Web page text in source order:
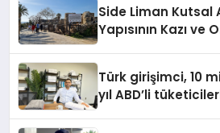
Side Liman Kutsal
Yapısının Kazı ve
Türk girişimci, 10
yıl ABD’li